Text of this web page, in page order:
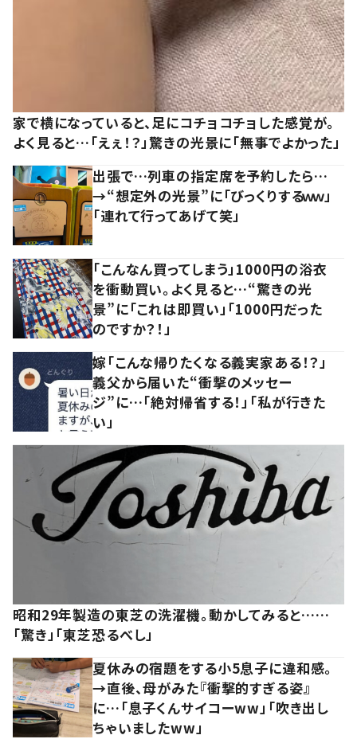
家で横になっていると、足にコチョコチョした感覚が。
よく見ると…「えぇ！？」驚きの光景に「無事でよかった」
出張で…列車の指定席を予約したら…
→“想定外の光景”に「びっくりするｗｗ」
「連れて行ってあげて笑」
「こんなん買ってしまう」1000円の浴衣
を衝動買い。よく見ると…“驚きの光
景”に「これは即買い」「1000円だった
のですか？！」
嫁「こんな帰りたくなる義実家ある！？」
義父から届いた“衝撃のメッセー
ジ”に…「絶対帰省する！」「私が行きた
い」
昭和29年製造の東芝の洗濯機。動かしてみると……
「驚き」「東芝恐るべし」
夏休みの宿題をする小5息子に違和感。
→直後、母がみた『衝撃的すぎる姿』
に…「息子くんサイコーww」「吹き出し
ちゃいましたww」